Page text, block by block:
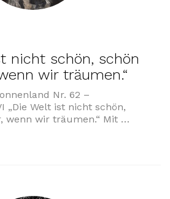
nicht schön, schön
wir träumen.“
Nr. 62 –
„Die Welt ist nicht schön,
wenn wir träumen.“ Mit …